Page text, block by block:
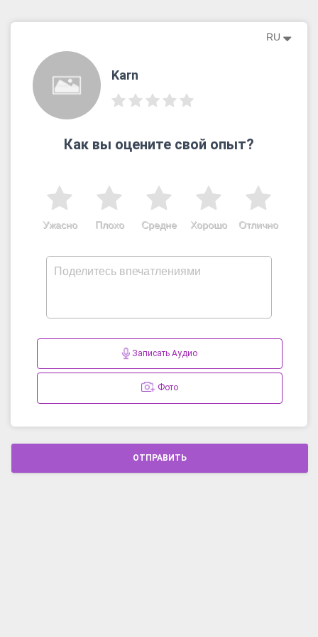
RU
Karn
Как вы оцените свой опыт?
Отлично
Хорошо
Средне
Плохо
Ужасно
Записать Аудио
Фото
ОТПРАВИТЬ